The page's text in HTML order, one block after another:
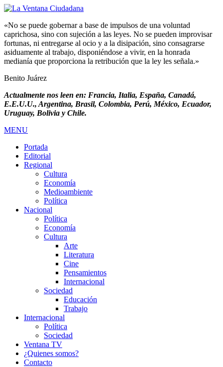
«No se puede gobernar a base de impulsos de una voluntad
caprichosa, sino con sujeción a las leyes. No se pueden improvisar
fortunas, ni entregarse al ocio y a la disipación, sino consagrarse
asiduamente al trabajo, disponiéndose a vivir, en la honrada
medianía que proporciona la retribución que la ley les señala.»
Benito Juárez
Actualmente nos leen en: Francia, Italia, España, Canadá,
E.E.U.U., Argentina, Brasil, Colombia, Perú, México, Ecuador,
Uruguay, Bolivia y Chile.
MENU
Portada
Editorial
Regional
Cultura
Economía
Medioambiente
Política
Nacional
Política
Economía
Cultura
Arte
Literatura
Cine
Pensamientos
Internacional
Sociedad
Educación
Trabajo
Internacional
Política
Sociedad
Ventana TV
¿Quienes somos?
Contacto